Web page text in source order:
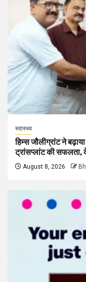
स्वास्थ्य
हिम्स जौलीग्रांट ने
ट्रांसप्लांट की
August 8, 2026